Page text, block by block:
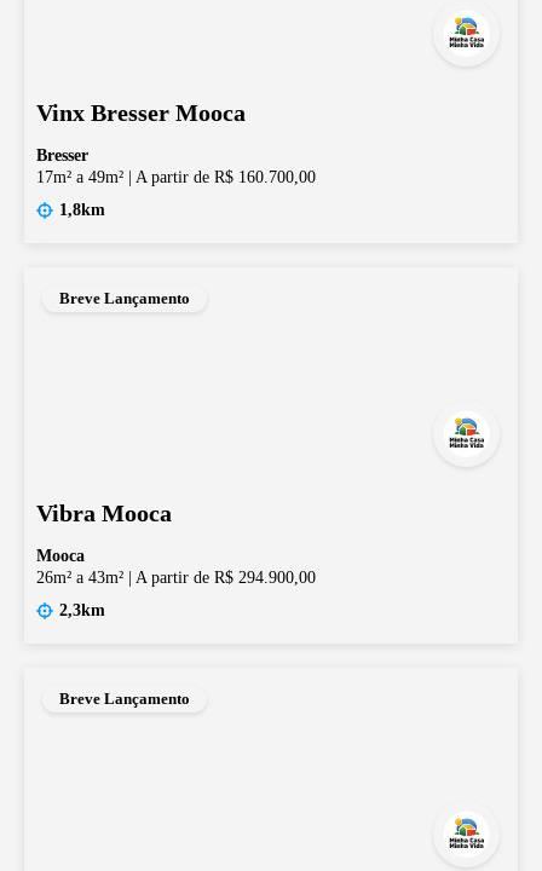
Vinx Bresser Mooca
Bresser
17m² a 49m²
A partir de R$ 160.700,00
1,8km
Breve Lançamento
Vibra Mooca
Mooca
26m² a 43m²
A partir de R$ 294.900,00
2,3km
Breve Lançamento